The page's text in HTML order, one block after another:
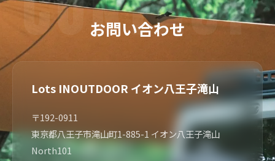
お問い合わせ
Lots INOUTDOOR イオン八王子滝山
〒192-0911
東京都八王子市滝山町1-885-1 イオン八王子滝山
North101